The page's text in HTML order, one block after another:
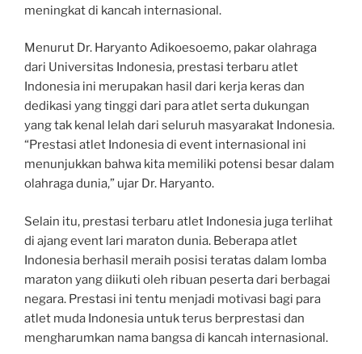
meningkat di kancah internasional.
Menurut Dr. Haryanto Adikoesoemo, pakar olahraga
dari Universitas Indonesia, prestasi terbaru atlet
Indonesia ini merupakan hasil dari kerja keras dan
dedikasi yang tinggi dari para atlet serta dukungan
yang tak kenal lelah dari seluruh masyarakat Indonesia.
“Prestasi atlet Indonesia di event internasional ini
menunjukkan bahwa kita memiliki potensi besar dalam
olahraga dunia,” ujar Dr. Haryanto.
Selain itu, prestasi terbaru atlet Indonesia juga terlihat
di ajang event lari maraton dunia. Beberapa atlet
Indonesia berhasil meraih posisi teratas dalam lomba
maraton yang diikuti oleh ribuan peserta dari berbagai
negara. Prestasi ini tentu menjadi motivasi bagi para
atlet muda Indonesia untuk terus berprestasi dan
mengharumkan nama bangsa di kancah internasional.